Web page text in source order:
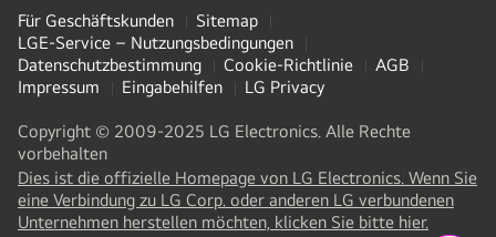
Für Geschäftskunden
Sitemap
LGE-Service – Nutzungsbedingungen
Datenschutzbestimmung
Cookie-Richtlinie
AGB
Impressum
Eingabehilfen LG Privacy
Copyright © 2009-2025 LG Electronics. Alle Rechte
vorbehalten
Dies ist die offizielle Homepage von LG Electronics. Wenn Sie
eine Verbindung zu LG Corp. oder anderen LG verbundenen
Unternehmen herstellen möchten, klicken Sie bitte hier.